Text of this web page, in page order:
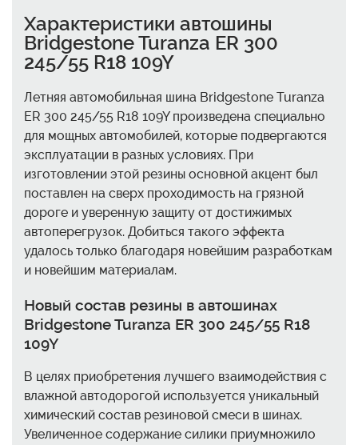
Характеристики автошины
Bridgestone Turanza ER 300
245/55 R18 109Y
Летняя автомобильная шина Bridgestone Turanza
ER 300 245/55 R18 109Y произведена специально
для мощных автомобилей, которые подвергаются
эксплуатации в разных условиях. При
изготовлении этой резины основной акцент был
поставлен на сверх проходимость на грязной
дороге и уверенную защиту от достижимых
автоперегрузок. Добиться такого эффекта
удалось только благодаря новейшим разработкам
и новейшим материалам.
Новый состав резины в автошинах
Bridgestone Turanza ER 300 245/55 R18
109Y
В целях приобретения лучшего взаимодействия с
влажной автодорогой используется уникальный
химический состав резиновой смеси в шинах.
Увеличенное содержание силики приумножило